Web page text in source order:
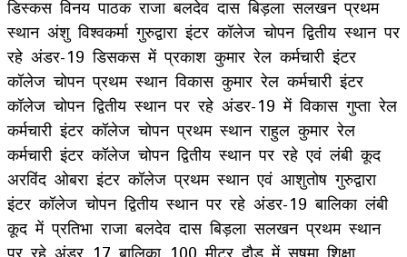
स्थान अंशु विश्वकर्मा गुरुद्वारा इंटर कॉलेज चोपन द्वितीय स्थान पर
रहे अंडर-19 डिसकस में प्रकाश कुमार रेल कर्मचारी इंटर
कॉलेज चोपन प्रथम स्थान विकास कुमार रेल कर्मचारी इंटर
कॉलेज चोपन द्वितीय स्थान पर रहे अंडर-19 में विकास गुप्ता रेल
कर्मचारी इंटर कॉलेज चोपन प्रथम स्थान राहुल कुमार रेल
कर्मचारी इंटर कॉलेज चोपन द्वितीय स्थान पर रहे एवं लंबी कूद
अरविंद ओबरा इंटर कॉलेज प्रथम स्थान एवं आशुतोष गुरुद्वारा
इंटर कॉलेज चोपन द्वितीय स्थान पर रहे अंडर-19 बालिका लंबी
कूद में प्रतिभा राजा बलदेव दास बिड़ला सलखन प्रथम स्थान